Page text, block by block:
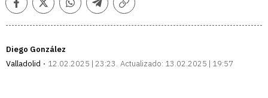
FacebookTwitterWhatsappTelegramCopiar
Diego González
Valladolid
12.02.2025 | 23:23 Actualizado: 13.02.2025 | 19:57